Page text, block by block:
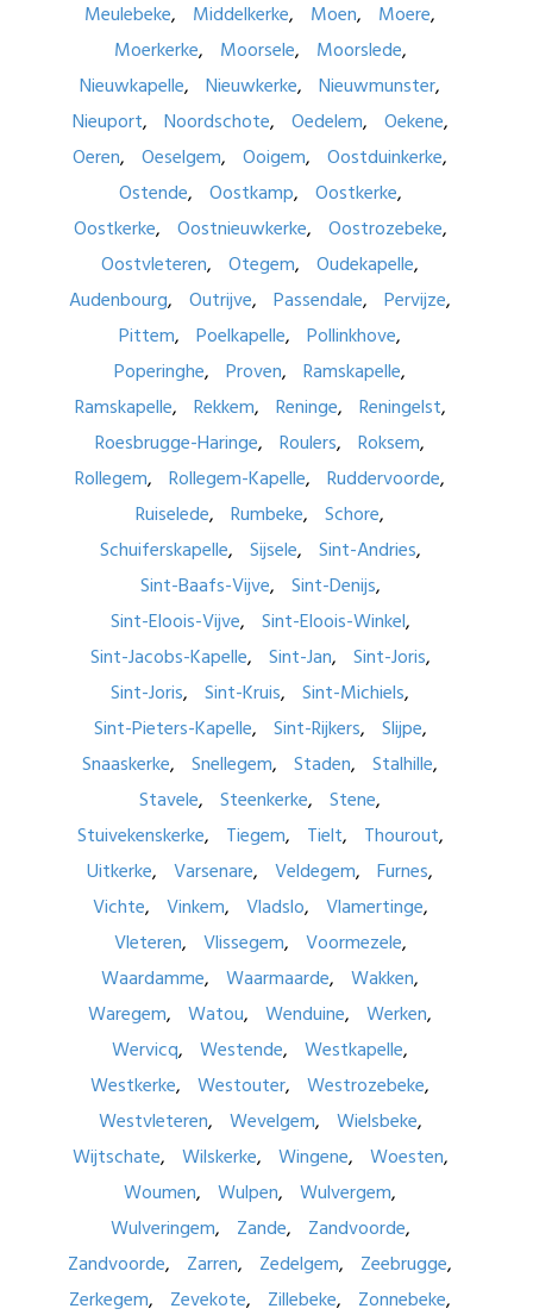
Meulebeke
Middelkerke Moen
Moere
Moerkerke
Moorsele
Moorslede
Nieuwkapelle
Nieuwkerke
Nieuwmunster
Nieuport
Noordschote Oedelem
Oekene
Oeren
Oeselgem Ooigem
Oostduinkerke
Ostende
Oostkamp
Oostkerke
Oostkerke
Oostnieuwkerke
Oostrozebeke
Oostvleteren
Otegem
Oudekapelle
Audenbourg
Outrijve Passendale
Pervijze
Pittem
Poelkapelle
Pollinkhove
Poperinghe
Proven
Ramskapelle
Ramskapelle
Rekkem Reninge
Reningelst
Roesbrugge-Haringe
Roulers
Roksem
Rollegem
Rollegem-Kapelle
Ruddervoorde
Ruiselede
Rumbeke
Schore
Schuiferskapelle
Sijsele
Sint-Andries
Sint-Baafs-Vijve
Sint-Denijs
Sint-Eloois-Vijve
Sint-Eloois-Winkel
Sint-Jacobs-Kapelle
Sint-Jan
Sint-Joris
Sint-Joris
Sint-Kruis
Sint-Michiels
Sint-Pieters-Kapelle
Sint-Rijkers
Slijpe
Snaaskerke
Snellegem Staden
Stalhille
Stavele
Steenkerke
Stene
Stuivekenskerke
Tiegem Tielt
Thourout
Uitkerke
Varsenare Veldegem
Furnes
Vichte
Vinkem Vladslo
Vlamertinge
Vleteren
Vlissegem
Voormezele
Waardamme
Waarmaarde
Wakken
Waregem
Watou Wenduine
Werken
Wervicq
Westende
Westkapelle
Westkerke
Westouter
Westrozebeke
Westvleteren
Wevelgem
Wielsbeke
Wijtschate
Wilskerke Wingene
Woesten
Woumen
Wulpen
Wulvergem
Wulveringem
Zande
Zandvoorde
Zandvoorde
Zarren Zedelgem
Zeebrugge
Zerkegem
Zevekote Zillebeke
Zonnebeke